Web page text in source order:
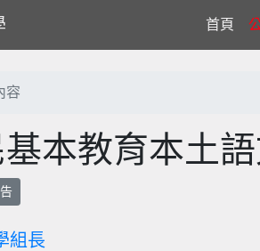
首頁
容
本教育本土
組長